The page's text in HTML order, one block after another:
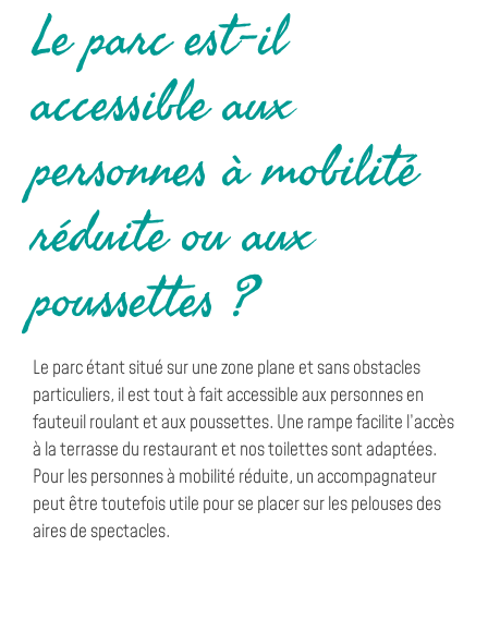
Le parc est-il
accessible aux
personnes à mobilité
réduite ou aux
poussettes ?
Le parc étant situé sur une zone plane et sans obstacles
particuliers, il est tout à fait accessible aux personnes en
fauteuil roulant et aux poussettes. Une rampe facilite l’accès
à la terrasse du restaurant et nos toilettes sont adaptées.
Pour les personnes à mobilité réduite, un accompagnateur
peut être toutefois utile pour se placer sur les pelouses des
aires de spectacles.